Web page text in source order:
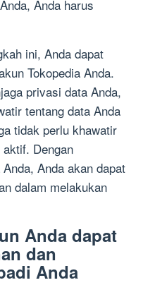
Anda harus
ini, Anda dapat
Tokopedia Anda.
privasi data Anda,
tentang data Anda
tidak perlu khawatir
Dengan
Anda akan dapat
dalam melakukan
Anda dapat
dan
Anda